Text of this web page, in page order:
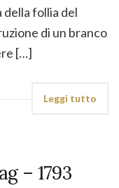
follia del
di un branco
[…]
Leggi tutto
– 1793